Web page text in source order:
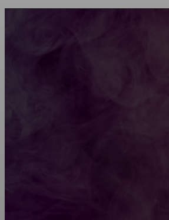
Как выбрать место для